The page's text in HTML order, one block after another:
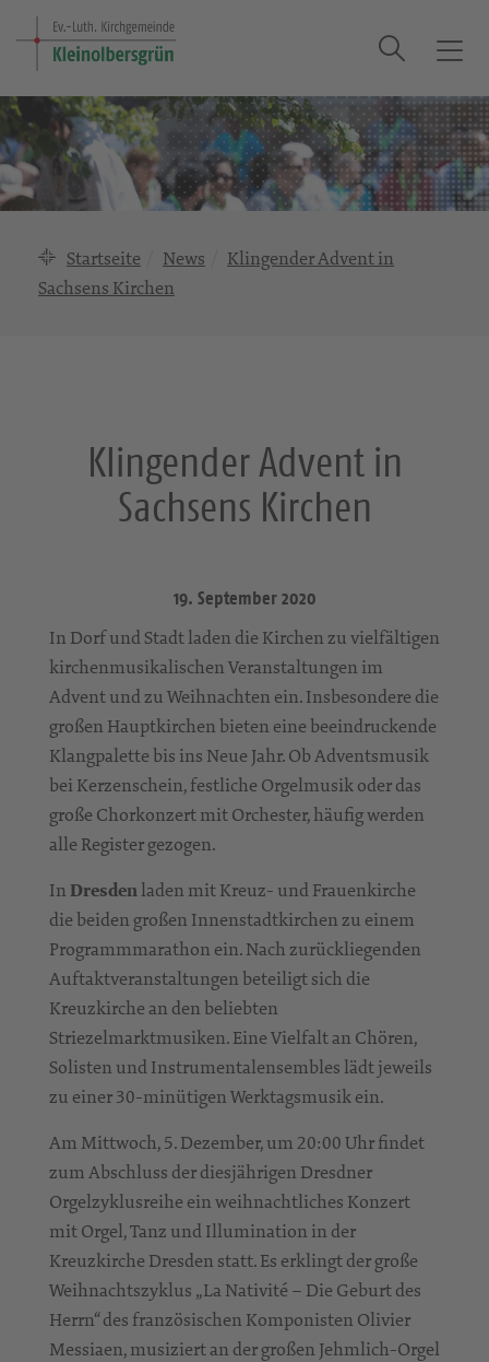
T
g
g
l
e
n
Suche
Startseite News
Klingender Advent in
Sachsens Kirchen
Klingender Advent in
Sachsens Kirchen
19. September 2020
In Dorf und Stadt laden die Kirchen zu vielfältigen
kirchenmusikalischen Veranstaltungen im
Advent und zu Weihnachten ein. Insbesondere die
großen Hauptkirchen bieten eine beeindruckende
Klangpalette bis ins Neue Jahr. Ob Adventsmusik
bei Kerzenschein, festliche Orgelmusik oder das
große Chorkonzert mit Orchester, häufig werden
alle Register gezogen.
In Dresdenladen mit Kreuz- und Frauenkirche
die beiden großen Innenstadtkirchen zu einem
Programmmarathon ein. Nach zurückliegenden
Auftaktveranstaltungen beteiligt sich die
Kreuzkirche an den beliebten
Striezelmarktmusiken. Eine Vielfalt an Chören,
Solisten und Instrumentalensembles lädt jeweils
zu einer 30-minütigen Werktagsmusik ein.
Am Mittwoch, 5. Dezember, um 20:00 Uhr findet
zum Abschluss der diesjährigen Dresdner
Orgelzyklusreihe ein weihnachtliches Konzert
mit Orgel, Tanz und Illumination in der
Kreuzkirche Dresden statt. Es erklingt der große
Weihnachtszyklus „La Nativité – Die Geburt des
Herrn“ des französischen Komponisten Olivier
Messiaen, musiziert an der großen Jehmlich-Orgel